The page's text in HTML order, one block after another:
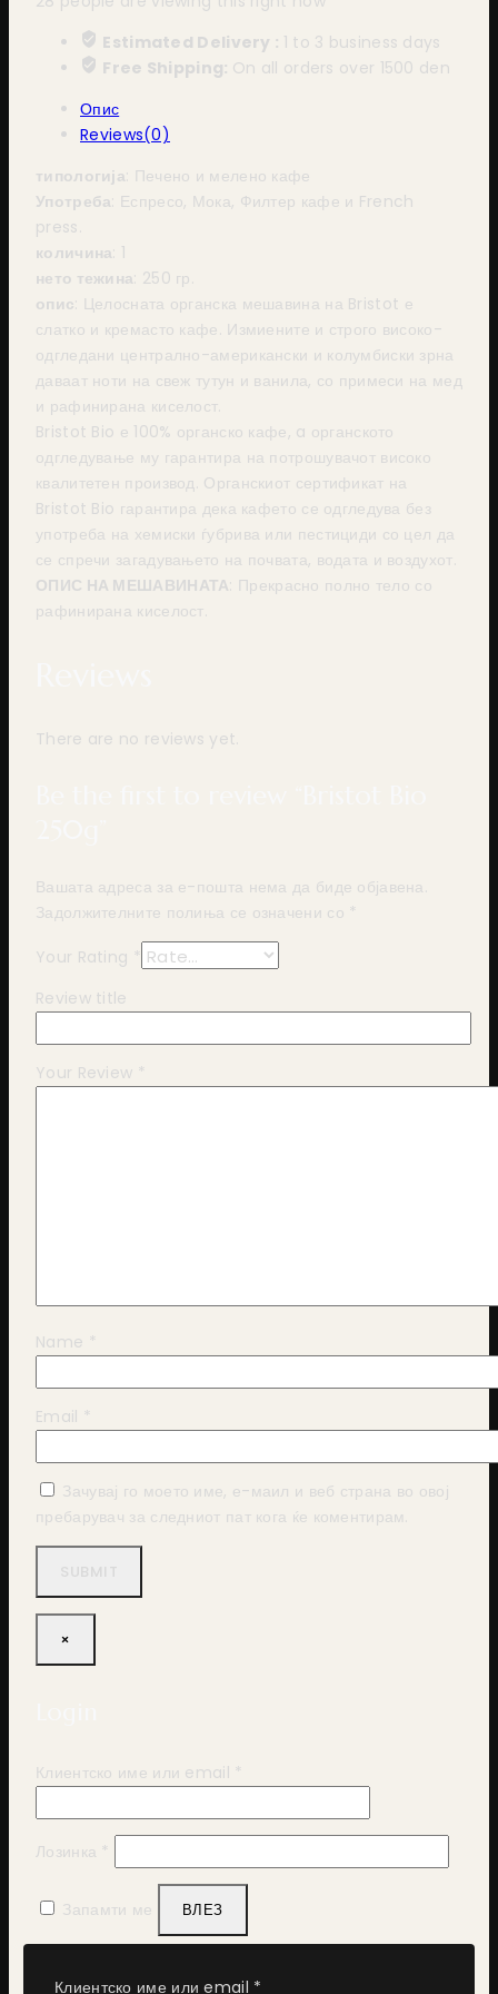
Estimated Delivery : 1 to 3 business days
Free Shipping: On all orders over 1500 den
Опис
Reviews(0)
типологија: Печено и мелено кафе
Употреба: Еспресо, Мока, Филтер кафе и French
press.
количина: 1
нето тежина: 250 гр.
опис: Целосната органска мешавина на Bristot е
слатко и кремасто кафе. Измиените и строго високо-
одгледани централно-американски и колумбиски зрна
даваат ноти на свеж тутун и ванила, со примеси на мед
и рафинирана киселост.
Bristot Bio е 100% органско кафе, a органското
одгледување му гарантира на потрошувачот високо
квалитетен производ. Органскиот сертификат на
Bristot Bio гарантира дека кафето се одгледува без
употреба на хемиски ѓубрива или пестициди со цел да
се спречи загадувањето на почвата, водата и воздухот.
ОПИС НА МЕШАВИНАТА: Прекрасно полно тело со
рафинирана киселост.
There are no reviews yet.
Вашата адреса за е-пошта нема да биде објавена.
Задолжителните полиња се означени со *
Your Rating *
Review title
Your Review *
Name *
Email *
Зачувај го моето име, е-маил и веб страна во овој
пребарувач за следниот пат кога ќе коментирам.
×
Клиентско име или email *
Лозинка *
Запамти ме ВЛЕЗ
Клиентско име или email *